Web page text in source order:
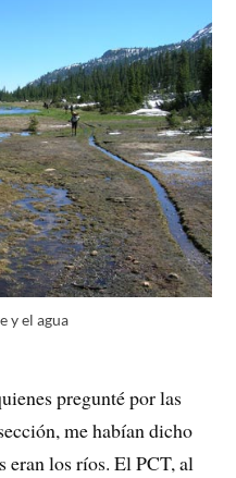
y el agua
pregunté por las
me habían dicho
eran los ríos. El PCT, al